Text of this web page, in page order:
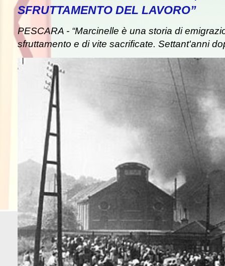
SFRUTTAMENTO DEL LAVORO”
PESCARA - “Marcinelle è una storia di
sfruttamento e di vite sacrificate. Settant'anni